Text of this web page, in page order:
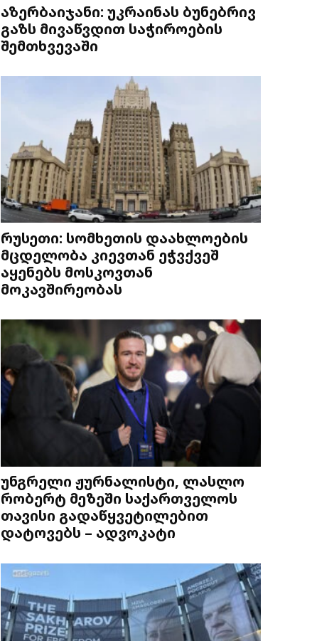
აზერბაიჯანი: უკრაინას ბუნებრივ
გაზს მივაწვდით საჭიროების
შემთხვევაში
რუსეთი: სომხეთის დაახლოების
მცდელობა კიევთან ეჭვქვეშ
აყენებს მოსკოვთან
მოკავშირეობას
უნგრელი ჟურნალისტი, ლასლო
რობერტ მეზეში საქართველოს
თავისი გადაწყვეტილებით
დატოვებს – ადვოკატი